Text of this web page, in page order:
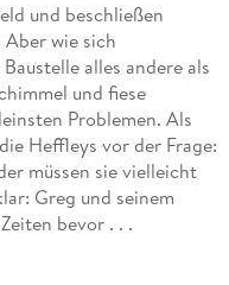
und beschließen
wie sich
alles andere als
und fiese
Problemen. Als
Heffleys vor der Frage:
müssen sie vielleicht
Greg und seinem
bevor . . .